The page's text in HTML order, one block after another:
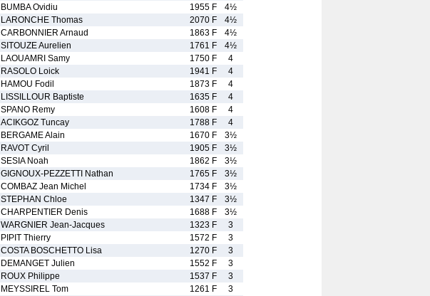
BUMBA Ovidiu 1955 F
4½
LARONCHE Thomas 2070 F
4½
CARBONNIER Arnaud 1863 F
4½
SITOUZE Aurelien 1761 F
4½
LAOUAMRI Samy 1750 F
4
RASOLO Loick 1941 F
4
HAMOU Fodil 1873 F
4
LISSILLOUR Baptiste 1635 F
4
SPANO Remy 1608 F
4
ACIKGOZ Tuncay 1788 F
4
BERGAME Alain 1670 F
3½
RAVOT Cyril 1905 F
3½
SESIA Noah 1862 F
3½
GIGNOUX-PEZZETTI Nathan 1765 F
3½
COMBAZ Jean Michel 1734 F
3½
STEPHAN Chloe 1347 F
3½
CHARPENTIER Denis 1688 F
3½
WARGNIER Jean-Jacques 1323 F
3
PIPIT Thierry 1572 F
3
COSTA BOSCHETTO Lisa 1270 F
3
DEMANGET Julien 1552 F
3
ROUX Philippe 1537 F
3
MEYSSIREL Tom 1261 F
3